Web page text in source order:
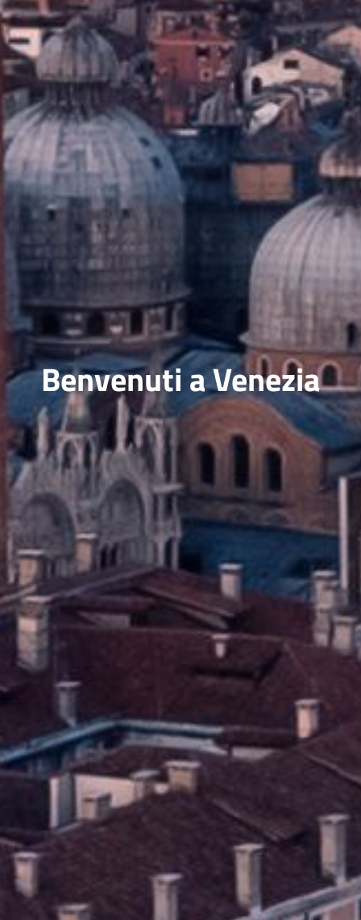
Benvenuti a Venezia